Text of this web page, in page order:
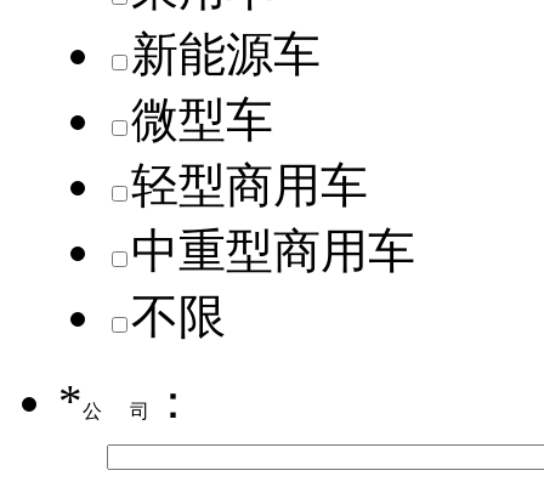
新能源车
微型车
轻型商用车
中重型商用车
不限
*公司 ：